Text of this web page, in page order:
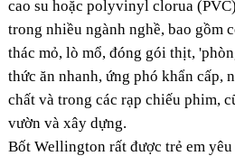
cao su hoặc polyvinyl clorua
trong nhiều ngành nghề, bao gồm
thác mỏ, lò mổ, đóng gói thịt,
thức ăn nhanh, ứng phó khẩn cấp,
chất và trong các rạp chiếu phim,
vườn và xây dựng.
Bốt Wellington rất được trẻ em